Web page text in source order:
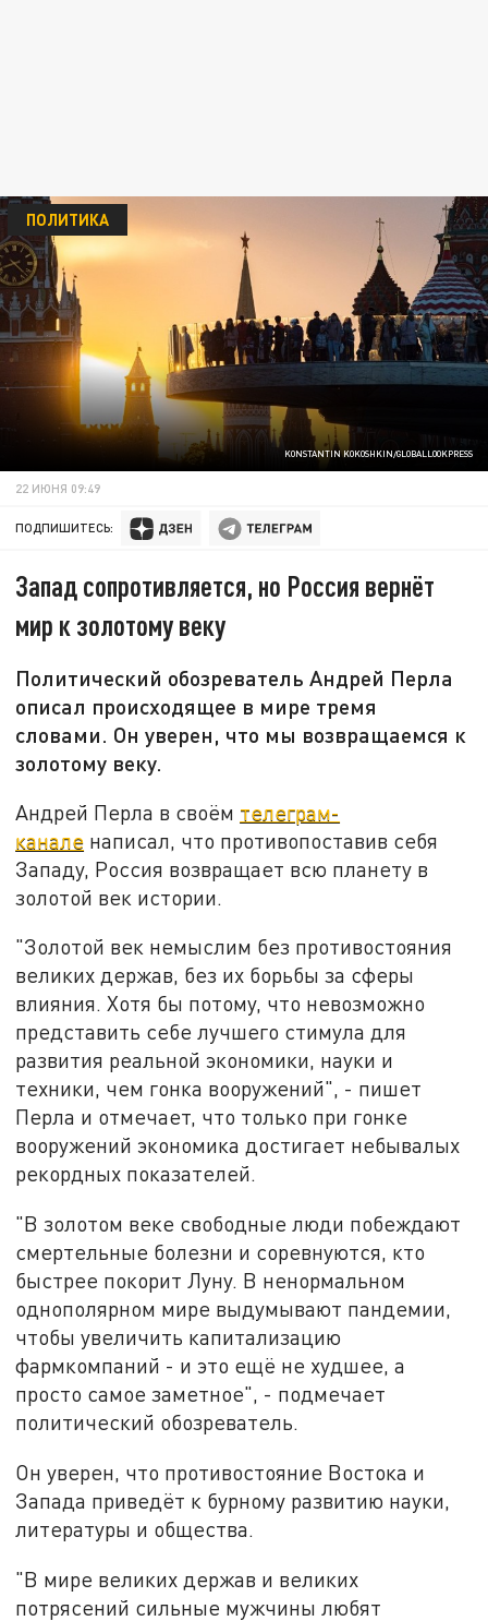
KONSTANTIN KOKOSHKIN/GLOBALLOOKPRESS
ПОЛИТИКА
22 ИЮНЯ 09:49
ПОДПИШИТЕСЬ:
Запад сопротивляется, но Россия вернёт
мир к золотому веку
Политический обозреватель Андрей Перла
описал происходящее в мире тремя
словами. Он уверен, что мы возвращаемся к
золотому веку.
Андрей Перла в своём телеграм-
канале написал, что противопоставив себя
Западу, Россия возвращает всю планету в
золотой век истории.
"Золотой век немыслим без противостояния
великих держав, без их борьбы за сферы
влияния. Хотя бы потому, что невозможно
представить себе лучшего стимула для
развития реальной экономики, науки и
техники, чем гонка вооружений", - пишет
Перла и отмечает, что только при гонке
вооружений экономика достигает небывалых
рекордных показателей.
"В золотом веке свободные люди побеждают
смертельные болезни и соревнуются, кто
быстрее покорит Луну. В ненормальном
однополярном мире выдумывают пандемии,
чтобы увеличить капитализацию
фармкомпаний - и это ещё не худшее, а
просто самое заметное", - подмечает
политический обозреватель.
Он уверен, что противостояние Востока и
Запада приведёт к бурному развитию науки,
литературы и общества.
"В мире великих держав и великих
потрясений сильные мужчины любят